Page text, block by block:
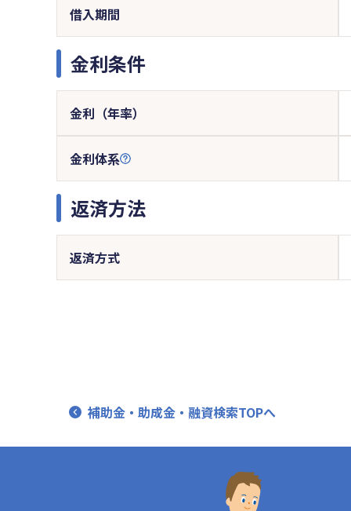
借入期間
金利条件
金利（年率）
金利体系
返済方法
返済方式
補助金・助成金・融資検索TOPへ